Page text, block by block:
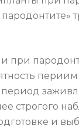
при
строгого
и